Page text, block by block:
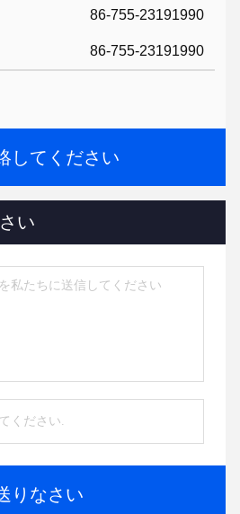
86-755-23191990
86-755-23191990
してください
い
りなさい